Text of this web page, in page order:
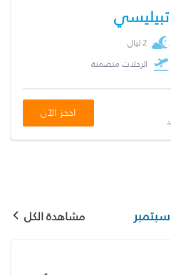
تبيليسي
2 ليال
الرحلات متضمنة
احجز الآن
سبتمبر مشاهدة الكل